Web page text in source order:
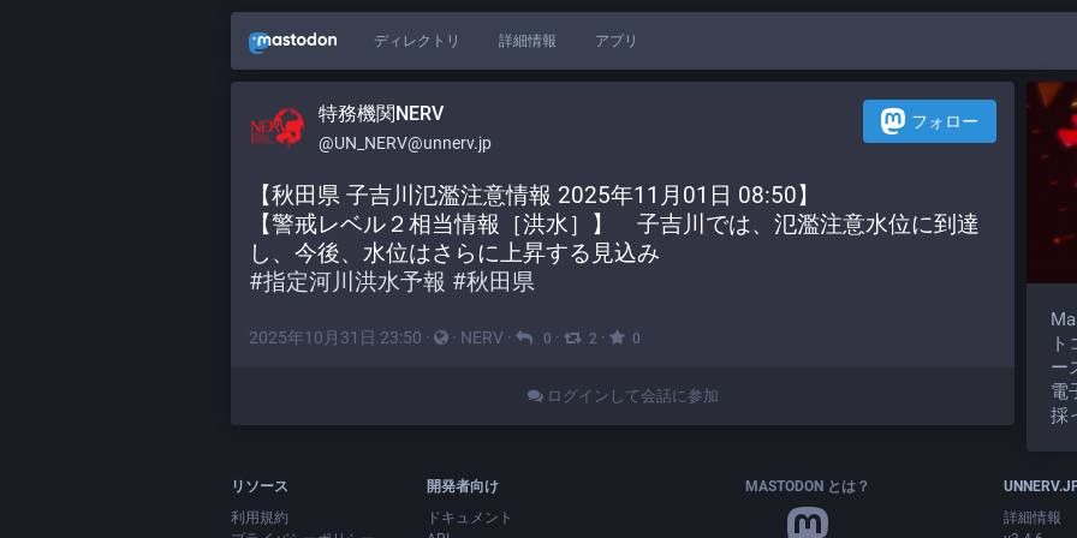
ディレクトリ 詳細情報 アプリ
特務機関NERV
@UN_NERV@unnerv.jp
フォロー
【秋田県 子吉川氾濫注意情報 2025年11月01日 08:50】
【警戒レベル２相当情報［洪水］】　子吉川では、氾濫注意水位に到達
し、今後、水位はさらに上昇する見込み
#指定河川洪水予報 #秋田県
2025年10月31日 23:50 · · NERV · 0 · 2 · 0
ログインして会話に参加
ー
電
採
リソース
利用規約
開発者向け
ドキュメント
MASTODON とは？
詳細情報